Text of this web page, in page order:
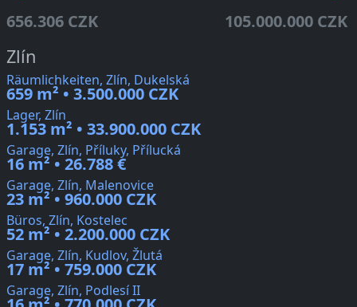
656.306 CZK 105.000.000 CZK
Zlín
Räumlichkeiten, Zlín, Dukelská
659 m² • 3.500.000 CZK
Lager, Zlín
1.153 m² • 33.900.000 CZK
Garage, Zlín, Příluky, Přílucká
16 m² • 26.788 €
Garage, Zlín, Malenovice
23 m² • 960.000 CZK
Büros, Zlín, Kostelec
52 m² • 2.200.000 CZK
Garage, Zlín, Kudlov, Žlutá
17 m² • 759.000 CZK
Garage, Zlín, Podlesí II